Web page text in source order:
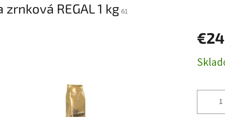
zrnková REGAL 1 kg 61
€24
cena: